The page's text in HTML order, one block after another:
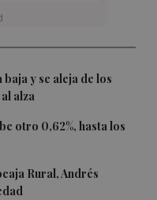
y se aleja de los
alza
otro 0,62%, hasta los
Rural, Andrés